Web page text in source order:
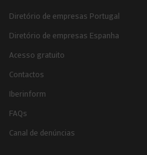
Diretório de empresas Portugal
Diretório de empresas Espanha
Acesso gratuito
Contactos
Iberinform
FAQs
Canal de denúncias